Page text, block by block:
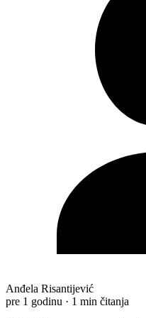
Anđela Risantijević
pre 1 godinu · 1 min čitanja